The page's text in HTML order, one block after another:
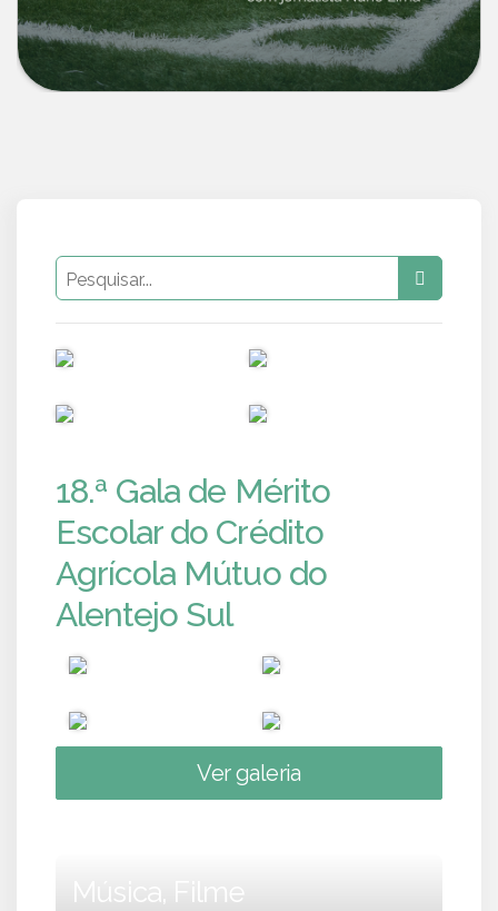
18.ª Gala de Mérito
Escolar do Crédito
Agrícola Mútuo do
Alentejo Sul
Ver galeria
Música, Filme